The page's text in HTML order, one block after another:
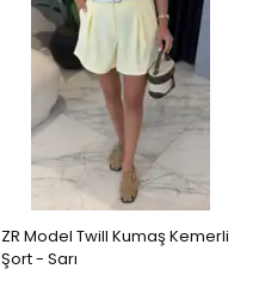
ZR Model Twill Kumaş Kemerli
Şort - Sarı